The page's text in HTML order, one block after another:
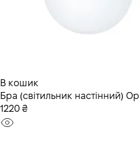
В кошик
Бра (світильник настінний)
1220 ₴